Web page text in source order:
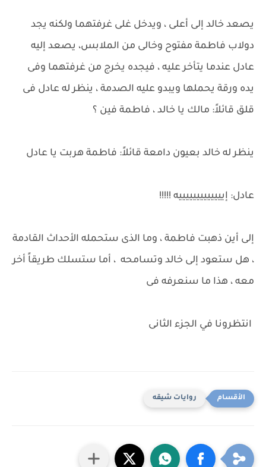
يصعد خالد إلى أعلى ، ويدخل غلى غرفتهما ولكنه يجد
دولاب فاطمة مفتوح وخالى من الملابس، يصعد إليه
عادل عندما يتأخر عليه ، فيجده يخرج من غرفتهما وفى
يده ورقة يحملها ويبدو عليه الصدمة ، ينظر له عادل فى
قلق قائلاً: مالك يا خالد ، فاطمة فين ؟
ينظر له خالد بعيون دامعة قائلاً: فاطمة هربت يا عادل
عادل: إيييييييييييييه !!!!!
إلى أين ذهبت فاطمة ، وما الذى ستحمله الأحداث القادمة
، هل ستعود إلى خالد وتسامحه ، أما ستسلك طريقاً أخر
معه ، هذا ما سنعرفه فى
انتظرونا في الجزء الثانى
روايات شيقه